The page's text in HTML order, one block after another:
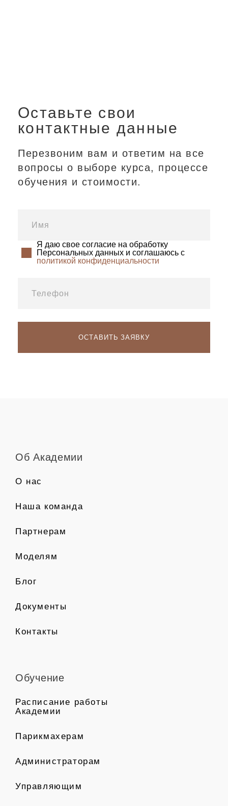
Оставьте свои
контактные данные
Перезвоним вам и ответим на все
вопросы о выборе курса, процессе
обучения и стоимости.
Я даю свое согласие на обработку
Персональных данных и соглашаюсь с
политикой конфиденциальности
Об Академии
О нас
Наша команда
Партнерам
Моделям
Блог
Документы
Контакты
Обучение
Расписание работы
Академии
Парикмахерам
Администраторам
Управляющим